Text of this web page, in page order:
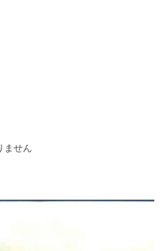
ません